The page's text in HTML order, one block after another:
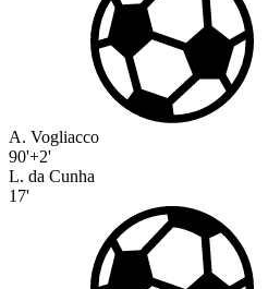
A. Vogliacco
90'+2'
L. da Cunha
17'